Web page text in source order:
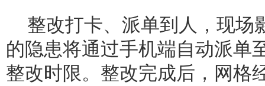
整改打卡、派单到人，现场
的隐患将通过手机端自动派单
整改时限。整改完成后，网格